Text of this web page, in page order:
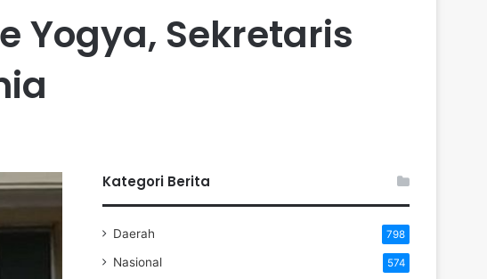
Yogya, Sekretaris
Kategori Berita
Daerah 798
Nasional 574